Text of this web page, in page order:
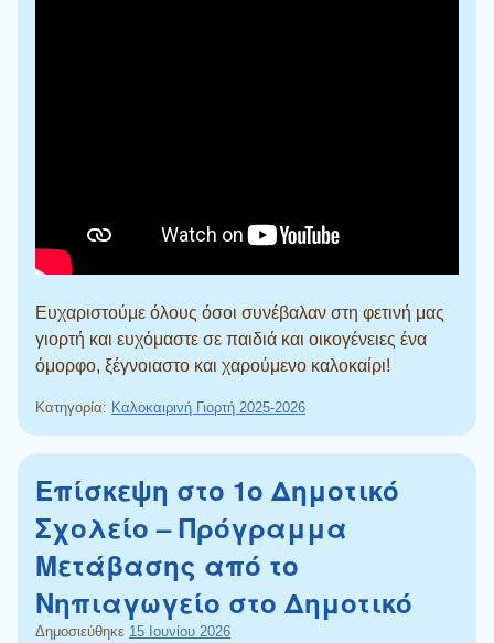
Ευχαριστούμε όλους όσοι συνέβαλαν στη φετινή μας
γιορτή και ευχόμαστε σε παιδιά και οικογένειες ένα
όμορφο, ξέγνοιαστο και χαρούμενο καλοκαίρι!
Κατηγορία: Καλοκαιρινή Γιορτή 2025-2026
Επίσκεψη στο 1ο Δημοτικό
Σχολείο – Πρόγραμμα
Μετάβασης από το
Νηπιαγωγείο στο Δημοτικό
Δημοσιεύθηκε 15 Ιουνίου 2026